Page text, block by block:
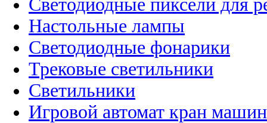
Светодиодные пиксели для
Настольные лампы
Светодиодные фонарики
Трековые светильники
Светильники
Игровой автомат кран